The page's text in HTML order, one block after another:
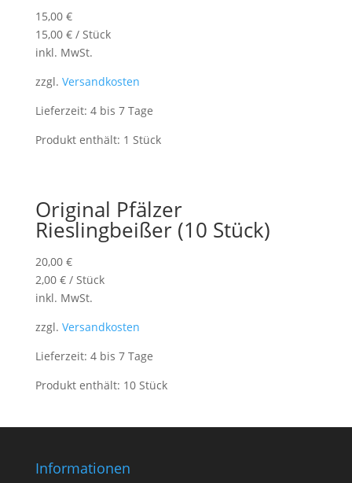
15,00 €
15,00 €/ Stück
inkl. MwSt.
zzgl. Versandkosten
Lieferzeit: 4 bis 7 Tage
Produkt enthält: 1 Stück
Original Pfälzer
Rieslingbeißer (10 Stück)
20,00 €
2,00 €/ Stück
inkl. MwSt.
zzgl. Versandkosten
Lieferzeit: 4 bis 7 Tage
Produkt enthält: 10 Stück
Informationen